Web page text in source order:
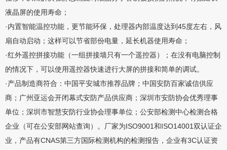
液晶屏的使用寿命；
·内置智能温控功能，更节能环保，处理器内部温度达到45度左右，风
扇自动启动；这样可以节省部份电量，延长机器使用寿命；
·红外遥控拼接功能（一组拼接墙只有一个遥控器）；在没有电脑控制
的情况下，可以使用遥控器快速进行大屏的拼接和简单的调试。
·产品制造商符合：中国平安城市推荐品牌；中国安防百家诚信供应
商；广州亚运会开闭幕式安防产品供应商；深圳市安防协会优秀理事
单位；深圳市智慧安防行业协会理事单位；公安部检测中心检测合格
企业（可在公安部网站查询）。厂家为ISO9001和ISO14001双认证企
业，产品有CNAS第三方国际检测机构的检测报告，企业有3C认证资